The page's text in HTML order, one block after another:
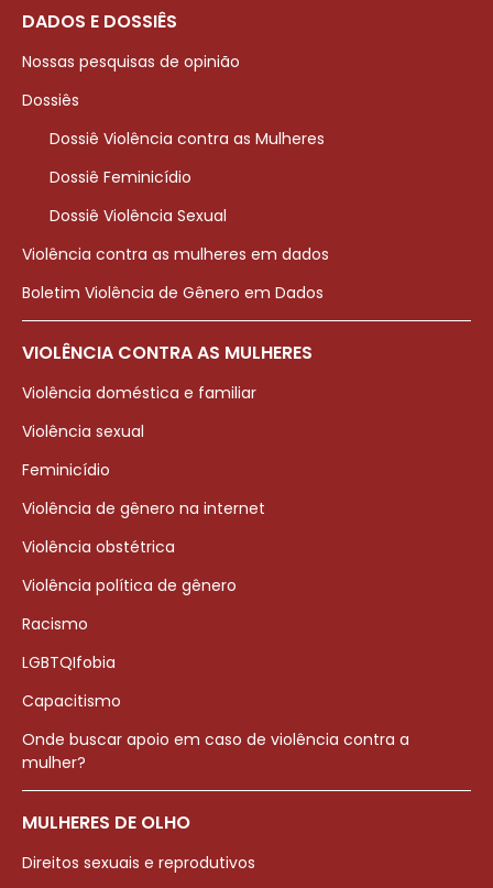
DADOS E DOSSIÊS
Nossas pesquisas de opinião
Dossiês
Dossiê Violência contra as Mulheres
Dossiê Feminicídio
Dossiê Violência Sexual
Violência contra as mulheres em dados
Boletim Violência de Gênero em Dados
VIOLÊNCIA CONTRA AS MULHERES
Violência doméstica e familiar
Violência sexual
Feminicídio
Violência de gênero na internet
Violência obstétrica
Violência política de gênero
Racismo
LGBTQIfobia
Capacitismo
Onde buscar apoio em caso de violência contra a
mulher?
MULHERES DE OLHO
Direitos sexuais e reprodutivos